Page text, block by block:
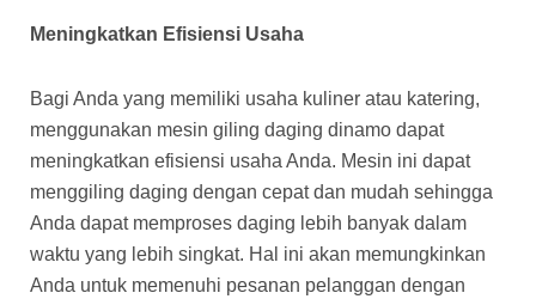
Meningkatkan Efisiensi Usaha
Bagi Anda yang memiliki usaha kuliner atau katering,
menggunakan mesin giling daging dinamo dapat
meningkatkan efisiensi usaha Anda. Mesin ini dapat
menggiling daging dengan cepat dan mudah sehingga
Anda dapat memproses daging lebih banyak dalam
waktu yang lebih singkat. Hal ini akan memungkinkan
Anda untuk memenuhi pesanan pelanggan dengan